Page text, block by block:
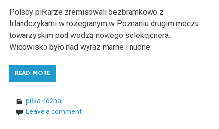
Polscy piłkarze zremisowali bezbramkowo z
Irlandczykami w rozegranym w Poznaniu drugim meczu
towarzyskim pod wodzą nowego selekcjonera.
Widowisko było nad wyraz marne i nudne.
READ MORE
piłka nożna
Leave a comment